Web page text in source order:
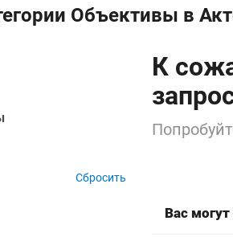
Объективы в
Сбросить
К
Вас